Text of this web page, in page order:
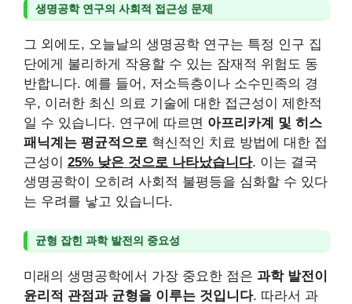
생명공학 연구의 사회적 접근성 문제
그 외에도, 오늘날의 생명공학 연구는 특정 인구 집
단에게 불리하게 작용할 수 있는 잠재적 위험도 동
반합니다. 예를 들어, 저소득층이나 소수민족의 경
우, 이러한 최신 의료 기술에 대한 접근성이 제한적
일 수 있습니다. 연구에 따르면 아프리카계 및 히스
패닉계는 평균적으로 혁신적인 치료 방법에 대한 접
근성이 25% 낮은 것으로 나타났습니다. 이는 결국
생명공학이 오히려 사회적 불평등을 심화할 수 있다
는 우려를 낳고 있습니다.
균형 잡힌 과학 발전의 중요성
미래의 생명공학에서 가장 중요한 점은 과학 발전이
윤리적 관점과 균형을 이루는 것입니다. 따라서 과